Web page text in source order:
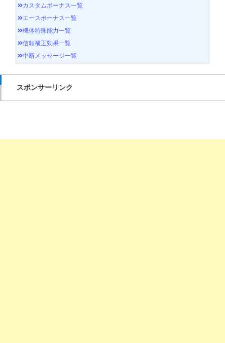
カスタムボーナス一覧
エースボーナス一覧
機体特殊能力一覧
信頼補正効果一覧
中断メッセージ一覧
スポンサーリンク